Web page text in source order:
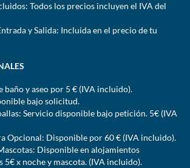
Todos los precios incluyen el IVA del
y Salida: Incluida en el precio de tu
baño y aseo por 5 € (IVA incluido).
bajo solicitud.
Servicio disponible bajo petición. 5€ (IVA
Opcional: Disponible por 60 € (IVA incluido).
Disponible en alojamientos
5€ x noche y mascota. (IVA incluido).